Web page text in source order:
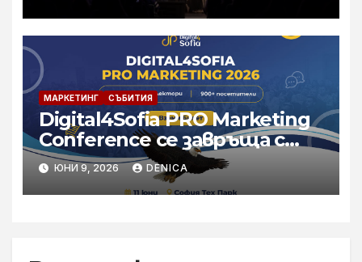
МАРКЕТИНГ СЪБИТИЯ
Digital4Sofia PRO Marketing
Conference се завръща с
най-силното си
международно издание до
момента
ЮНИ 9, 2026 DENICA